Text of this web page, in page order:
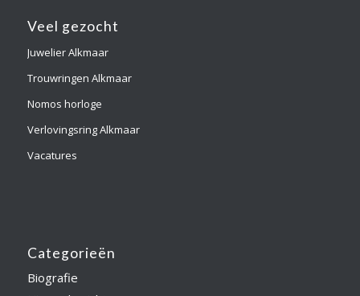
Veel gezocht
Juwelier Alkmaar
Trouwringen Alkmaar
Nomos horloge
Verlovingsring Alkmaar
Vacatures
Categorieën
Biografie